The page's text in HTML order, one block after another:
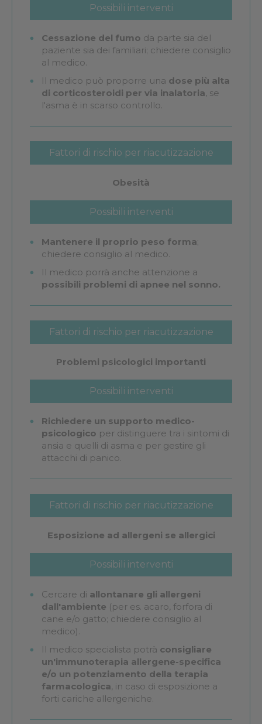
Possibili interventi
Cessazione del fumo da parte sia del
paziente sia dei familiari; chiedere consiglio
al medico.
Il medico può proporre una dose più alta
di corticosteroidi per via inalatoria, se
l'asma è in scarso controllo.
Fattori di rischio per riacutizzazione
Obesità
Possibili interventi
Mantenere il proprio peso forma;
chiedere consiglio al medico.
Il medico porrà anche attenzione a
possibili problemi di apnee nel sonno.
Fattori di rischio per riacutizzazione
Problemi psicologici importanti
Possibili interventi
Richiedere un supporto medico-
psicologico per distinguere tra i sintomi di
ansia e quelli di asma e per gestire gli
attacchi di panico.
Fattori di rischio per riacutizzazione
Esposizione ad allergeni se allergici
Possibili interventi
Cercare di allontanare gli allergeni
dall'ambiente (per es. acaro, forfora di
cane e/o gatto; chiedere consiglio al
medico).
Il medico specialista potrà consigliare
un'immunoterapia allergene-specifica
e/o un potenziamento della terapia
farmacologica, in caso di esposizione a
forti cariche allergeniche.